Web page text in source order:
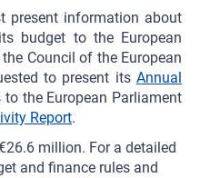
present information about
budget to the European
Council of the European
to present its Annual
the European Parliament
Report.
million. For a detailed
and finance rules and